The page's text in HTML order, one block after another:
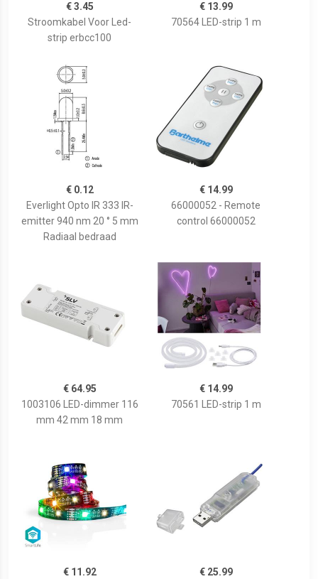
€ 3.45
Stroomkabel Voor Led-
strip erbcc100
€ 13.99
70564 LED-strip 1 m
€ 0.12
Everlight Opto IR 333 IR-
emitter 940 nm 20 ° 5 mm
Radiaal bedraad
€ 14.99
66000052 - Remote
control 66000052
€ 64.95
1003106 LED-dimmer 116
mm 42 mm 18 mm
€ 14.99
70561 LED-strip 1 m
€ 11.92
€ 25.99